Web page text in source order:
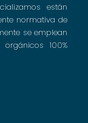
están
normativa de
se emplean
100%